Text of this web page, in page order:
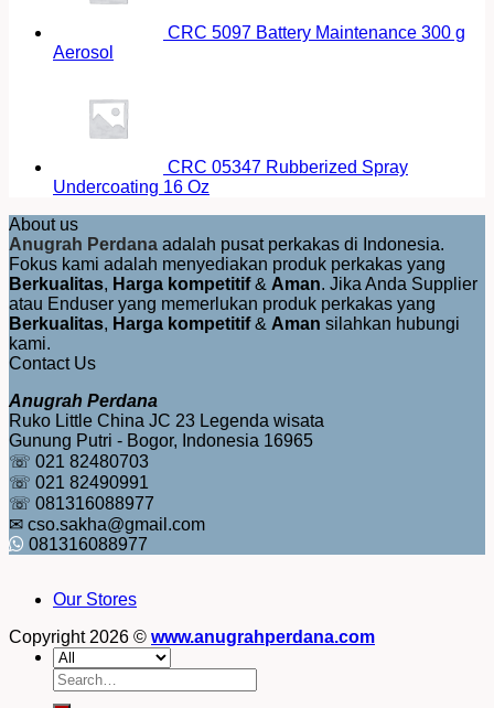
CRC 5097 Battery Maintenance 300 g
Aerosol
CRC 05347 Rubberized Spray
Undercoating 16 Oz
About us
Anugrah Perdana adalah pusat perkakas di Indonesia.
Fokus kami adalah menyediakan produk perkakas yang
Berkualitas, Harga kompetitif& Aman. Jika Anda Supplier
atau Enduser yang memerlukan produk perkakas yang
Berkualitas, Harga kompetitif& Aman silahkan hubungi
kami.
Contact Us
Anugrah Perdana
Ruko Little China JC 23 Legenda wisata
Gunung Putri - Bogor, Indonesia 16965
☏ 021 82480703
☏ 021 82490991
☏ 081316088977
✉ cso.sakha@gmail.com
081316088977
Our Stores
Copyright 2026 © www.anugrahperdana.com
Search
for: